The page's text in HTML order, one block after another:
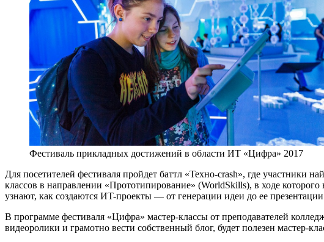
Фестиваль прикладных достижений в области ИТ «Цифра» 2017
Для посетителей фестиваля пройдет баттл «Техно-crash», где участники
классов в направлении «Прототипирование» (WorldSkills), в ходе
узнают, как создаются ИT-проекты — от генерации идеи до ее
В программе фестиваля «Цифра» мастер-классы от преподавателей
видеоролики и грамотно вести собственный блог, будет полезен мастер-